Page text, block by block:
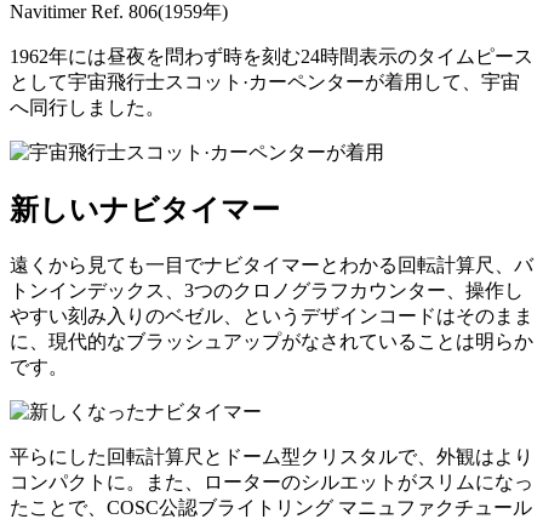
Navitimer Ref. 806(1959年)
1962年には昼夜を問わず時を刻む24時間表示のタイムピース
として宇宙飛行士スコット·カーペンターが着用して、宇宙
へ同行しました。
新しいナビタイマー
遠くから見ても一目でナビタイマーとわかる回転計算尺、バ
トンインデックス、3つのクロノグラフカウンター、操作し
やすい刻み入りのベゼル、というデザインコードはそのまま
に、現代的なブラッシュアップがなされていることは明らか
です。
平らにした回転計算尺とドーム型クリスタルで、外観はより
コンパクトに。また、ローターのシルエットがスリムになっ
たことで、COSC公認ブライトリング マニュファクチュール